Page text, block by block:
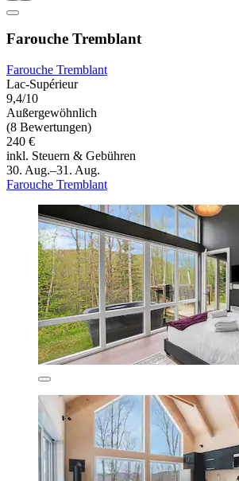
Farouche Tremblant
Farouche Tremblant
Lac-Supérieur
9,4/10
Außergewöhnlich
(8 Bewertungen)
240 €
inkl. Steuern & Gebühren
30. Aug.–31. Aug.
Farouche Tremblant